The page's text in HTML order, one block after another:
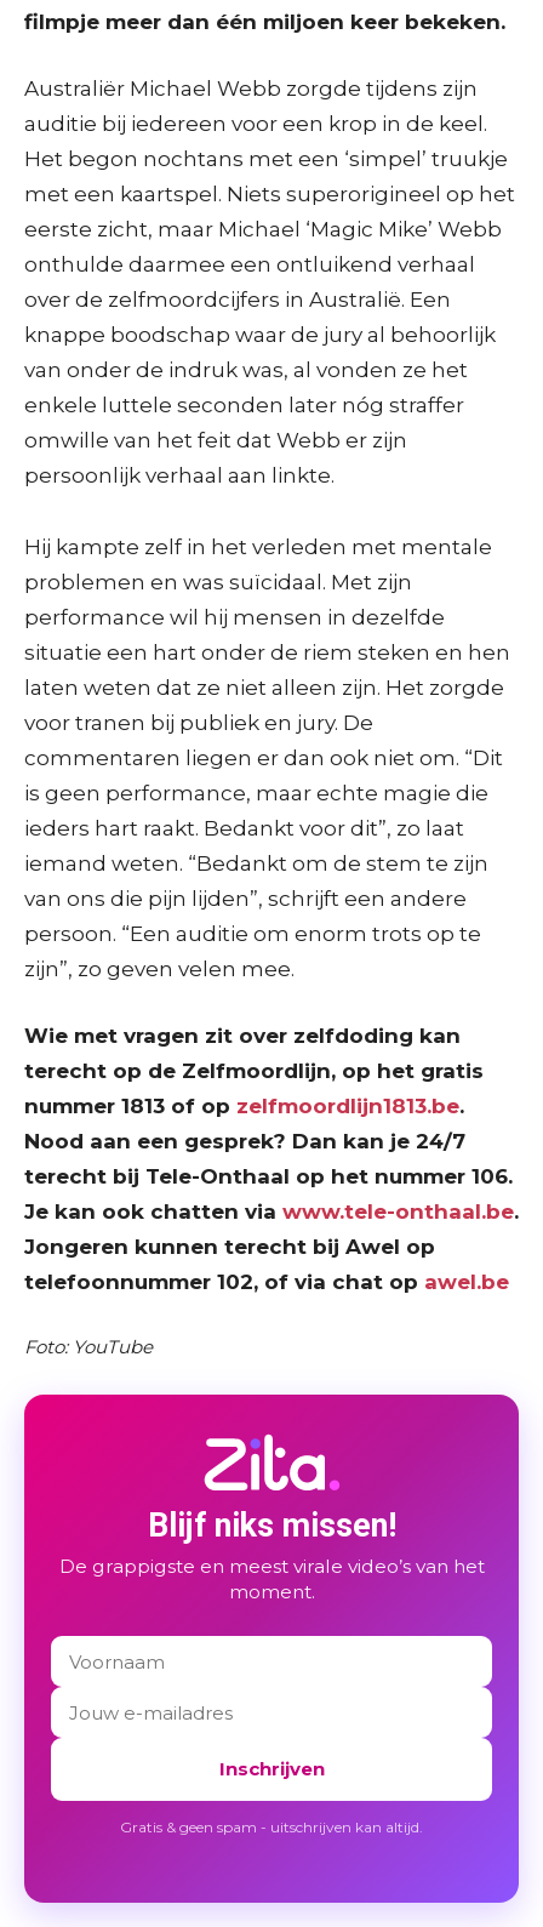
filmpje meer dan één miljoen keer bekeken.
Australiër Michael Webb zorgde tijdens zijn
auditie bij iedereen voor een krop in de keel.
Het begon nochtans met een ‘simpel’ truukje
met een kaartspel. Niets superorigineel op het
eerste zicht, maar Michael ‘Magic Mike’ Webb
onthulde daarmee een ontluikend verhaal
over de zelfmoordcijfers in Australië. Een
knappe boodschap waar de jury al behoorlijk
van onder de indruk was, al vonden ze het
enkele luttele seconden later nóg straffer
omwille van het feit dat Webb er zijn
persoonlijk verhaal aan linkte.
Hij kampte zelf in het verleden met mentale
problemen en was suïcidaal. Met zijn
performance wil hij mensen in dezelfde
situatie een hart onder de riem steken en hen
laten weten dat ze niet alleen zijn. Het zorgde
voor tranen bij publiek en jury. De
commentaren liegen er dan ook niet om. “Dit
is geen performance, maar echte magie die
ieders hart raakt. Bedankt voor dit”, zo laat
iemand weten. “Bedankt om de stem te zijn
van ons die pijn lijden”, schrijft een andere
persoon. “Een auditie om enorm trots op te
zijn”, zo geven velen mee.
Wie met vragen zit over zelfdoding kan
terecht op de Zelfmoordlijn, op het gratis
nummer 1813 of op zelfmoordlijn1813.be.
Nood aan een gesprek? Dan kan je 24/7
terecht bij Tele-Onthaal op het nummer 106.
Je kan ook chatten via www.tele-onthaal.be.
Jongeren kunnen terecht bij Awel op
telefoonnummer 102, of via chat op awel.be
Foto: YouTube
Blijf niks missen!
De grappigste en meest virale video’s van het
moment.
Inschrijven
Gratis & geen spam - uitschrijven kan altijd.